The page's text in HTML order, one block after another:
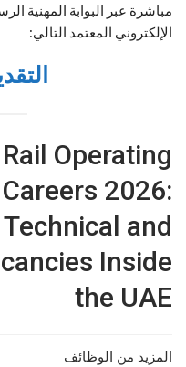
مباشرة عبر البوابة المهنية
الإلكتروني المعتمد التالي:
Operating
2026:
and
Inside
the UAE
المزيد من الوظائف